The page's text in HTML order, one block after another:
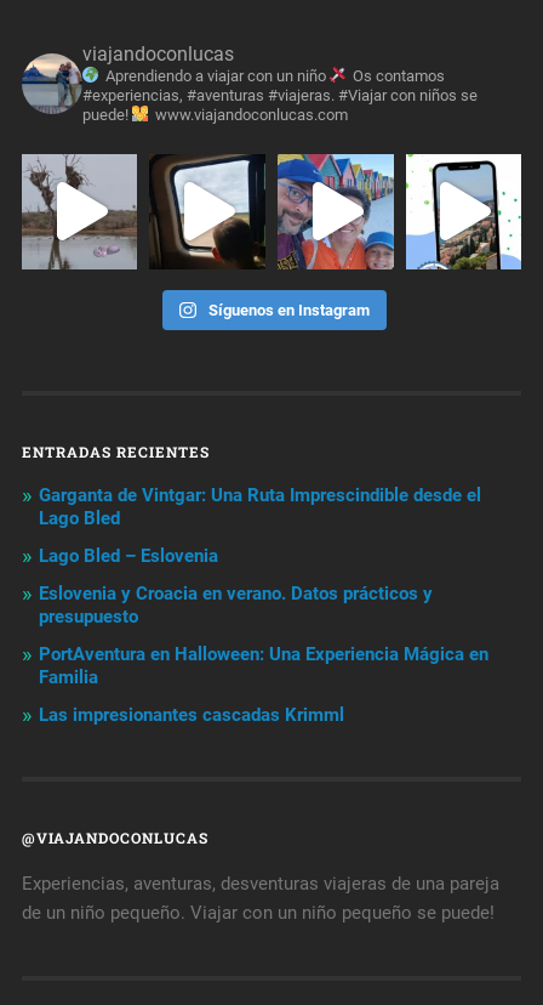
viajandoconlucas
Aprendiendo a viajar con un niño
Os contamos
#experiencias, #aventuras #viajeras. #Viajar con niños se
puede!
www.viajandoconlucas.com
Síguenos en Instagram
ENTRADAS RECIENTES
Garganta de Vintgar: Una Ruta Imprescindible desde el
Lago Bled
Lago Bled – Eslovenia
Eslovenia y Croacia en verano. Datos prácticos y
presupuesto
PortAventura en Halloween: Una Experiencia Mágica en
Familia
Las impresionantes cascadas Krimml
@VIAJANDOCONLUCAS
Experiencias, aventuras, desventuras viajeras de una pareja
de un niño pequeño. Viajar con un niño pequeño se puede!